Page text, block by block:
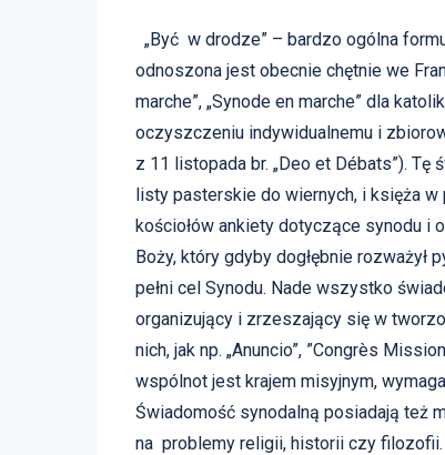
„Być w drodze” – bardzo ogólna
odnoszona jest obecnie chętnie we
marche”, „Synode en marche” dla
oczyszczeniu indywidualnemu i
z 11 listopada br. „Deo et Débats”).
listy pasterskie do wiernych, i księża
kościołów ankiety dotyczące synodu i
Boży, który gdyby dogłębnie rozważył
pełni cel Synodu. Nade wszystko
organizujący i zrzeszający się w
nich, jak np. „Anuncio”, ”Congrès
wspólnot jest krajem misyjnym,
Świadomość synodalną posiadają też
na problemy religii, historii czy filozofii.